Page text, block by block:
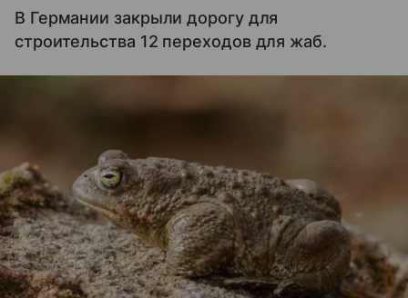
В Германии закрыли дорогу для
строительства 12 переходов для жаб.